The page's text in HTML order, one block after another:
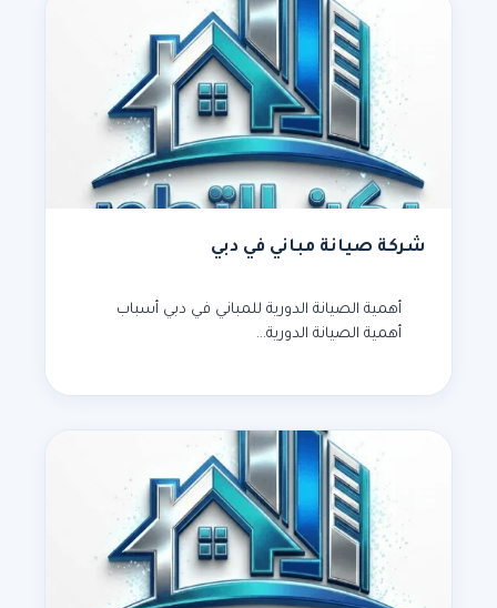
شركة صيانة مباني في دبي
أهمية الصيانة الدورية للمباني في دبي أسباب
أهمية الصيانة الدورية…